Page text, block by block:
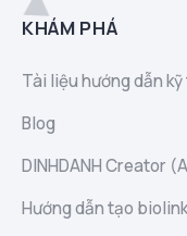
KHÁM PHÁ
Tài liệu hướng dẫn
Blog
DINHDANH Creator
Hướng dẫn tạo